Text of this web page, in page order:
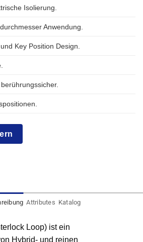
Isolierung.
Anwendung.
Key Position Design.
Attributes Katalog
Loop) ist ein
Hybrid- und reinen